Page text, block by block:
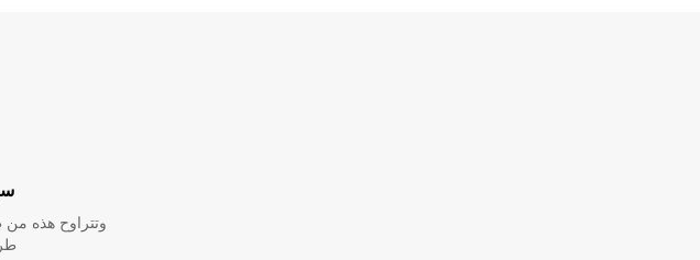
وتتراوح هذه